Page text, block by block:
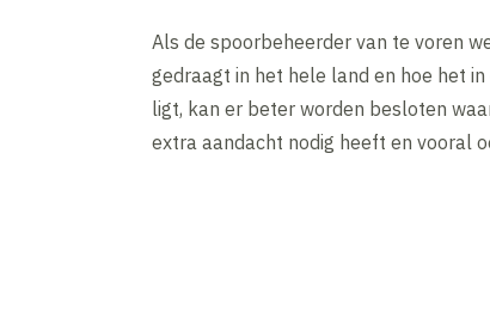
Als de spoorbeheerder van te voren
gedraagt in het hele land en hoe het
ligt, kan er beter worden besloten
extra aandacht nodig heeft en vooral